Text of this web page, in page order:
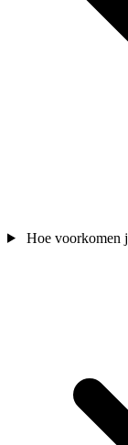
Hoe voorkomen